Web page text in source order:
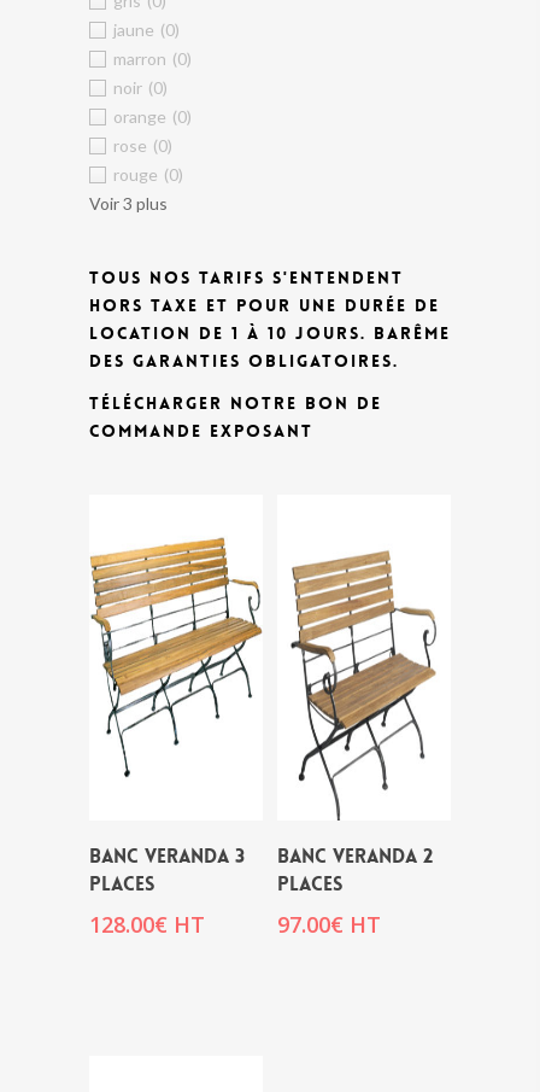
jaune (0)
marron (0)
noir (0)
orange (0)
rose (0)
rouge (0)
Voir 3 plus
TOUS NOS TARIFS S'ENTENDENT
HORS TAXE ET POUR UNE DURÉE DE
LOCATION DE 1 À 10 JOURS. BARÊME
DES GARANTIES OBLIGATOIRES.
TÉLÉCHARGER NOTRE BON DE
COMMANDE EXPOSANT
BANC VERANDA 3
PLACES
128.00€ HT
BANC VERANDA 2
PLACES
97.00€ HT